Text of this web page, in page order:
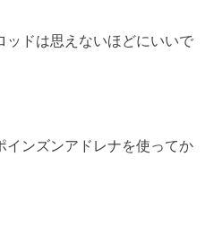
ッドは思えないほどにいいで
インズンアドレナを使ってか